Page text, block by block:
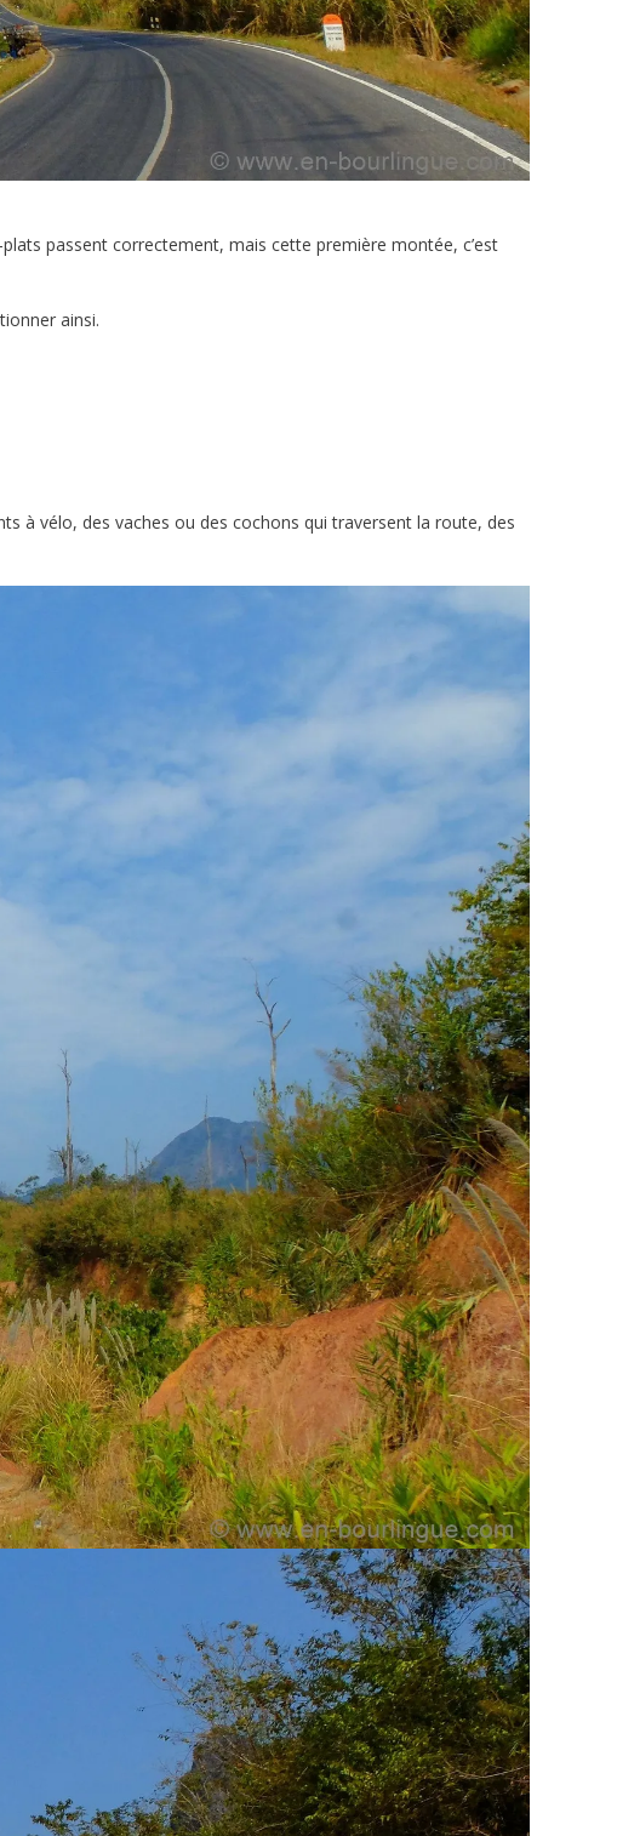
passent correctement, mais cette première montée, c’est
ainsi.
à vélo, des vaches ou des cochons qui traversent la route, des